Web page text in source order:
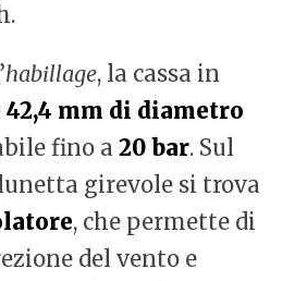
habillage, la cassa in
42,4 mm di diametro
fino a 20 bar. Sul
girevole si trova
, che permette di
del vento e